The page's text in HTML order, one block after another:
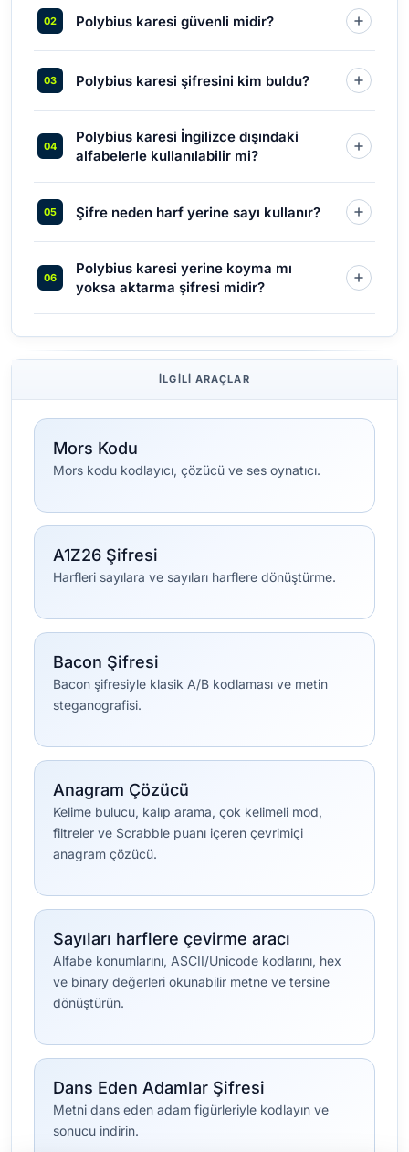
Polybius karesi güvenli midir?
Polybius karesi şifresini kim buldu?
Polybius karesi İngilizce dışındaki
alfabelerle kullanılabilir mi?
Şifre neden harf yerine sayı kullanır?
Polybius karesi yerine koyma mı
yoksa aktarma şifresi midir?
İLGILI ARAÇLAR
Mors Kodu
Mors kodu kodlayıcı, çözücü ve ses oynatıcı.
A1Z26 Şifresi
Harfleri sayılara ve sayıları harflere dönüştürme.
Bacon Şifresi
Bacon şifresiyle klasik A/B kodlaması ve metin
steganografisi.
Anagram Çözücü
Kelime bulucu, kalıp arama, çok kelimeli mod,
filtreler ve Scrabble puanı içeren çevrimiçi
anagram çözücü.
Sayıları harflere çevirme aracı
Alfabe konumlarını, ASCII/Unicode kodlarını, hex
ve binary değerleri okunabilir metne ve tersine
dönüştürün.
Dans Eden Adamlar Şifresi
Metni dans eden adam figürleriyle kodlayın ve
sonucu indirin.